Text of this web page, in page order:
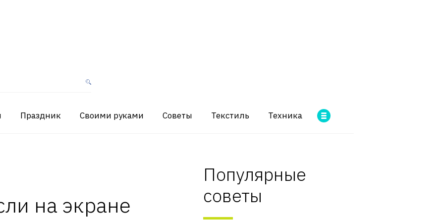
Праздник Своими руками Советы Текстиль Техника
на экране
Популярные
советы